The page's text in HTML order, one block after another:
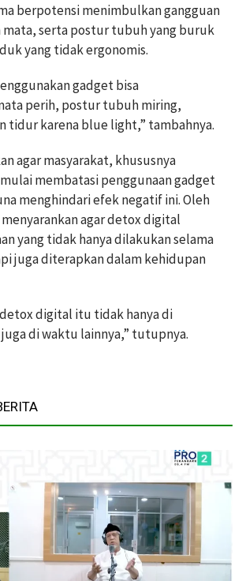
berpotensi menimbulkan gangguan
serta postur tubuh yang buruk
yang tidak ergonomis.
gadget bisa
perih, postur tubuh miring,
tidur karena blue light,” tambahnya.
agar masyarakat, khususnya
membatasi penggunaan gadget
menghindari efek negatif ini. Oleh
agar detox digital
yang tidak hanya dilakukan selama
juga diterapkan dalam kehidupan
digital itu tidak hanya di
di waktu lainnya,” tutupnya.